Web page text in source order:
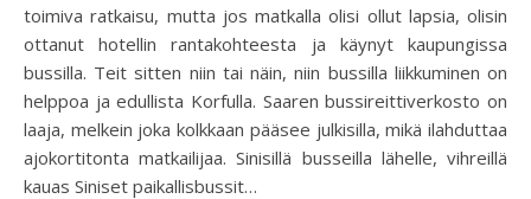
toimiva ratkaisu, mutta jos matkalla olisi ollut lapsia, olisin
ottanut hotellin rantakohteesta ja käynyt kaupungissa
bussilla. Teit sitten niin tai näin, niin bussilla liikkuminen on
helppoa ja edullista Korfulla. Saaren bussireittiverkosto on
laaja, melkein joka kolkkaan pääsee julkisilla, mikä ilahduttaa
ajokortitonta matkailijaa. Sinisillä busseilla lähelle, vihreillä
kauas Siniset paikallisbussit…